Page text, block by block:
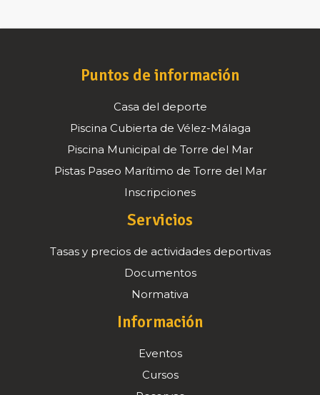
Puntos de información
Casa del deporte
Piscina Cubierta de Vélez-Málaga
Piscina Municipal de Torre del Mar
Pistas Paseo Marítimo de Torre del Mar
Inscripciones
Servicios
Tasas y precios de actividades deportivas
Documentos
Normativa
Información
Eventos
Cursos